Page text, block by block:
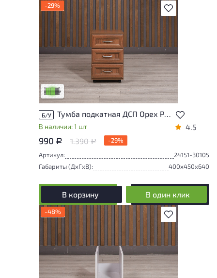
В избранное
-29%
У товара присутствуют незначительные
следы эксплуатации, не влияющие на
удобство его использования
Низкая степень износа
Б/У Тумба подкатная ДСП Орех Россия
В наличии: 1 шт 4.5
990 Р 1.390Р
-29%
Артикул:
24151-30105
Габариты (ДxГxВ):
400x450x640
В корзину В один клик
В избранное
-48%